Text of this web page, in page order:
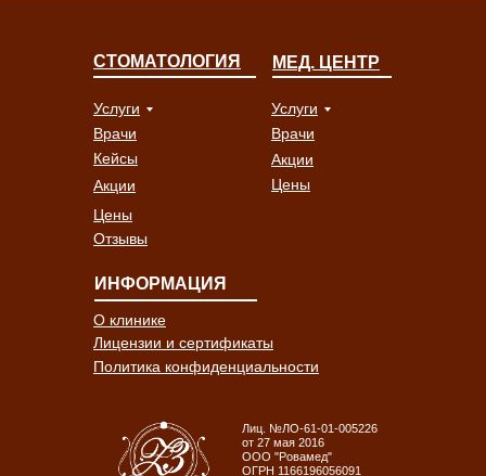
СТОМАТОЛОГИЯ МЕД. ЦЕНТР
Услуги
Акции
Политика конфиденциальности
Цены
Врачи
Кейсы
ИНФОРМАЦИЯ
Лицензии и сертификаты
Услуги
Акции
Цены
Врачи
Лиц. №ЛО-61-01-005226
от 27 мая 2016
ООО "Ровамед"
ОГРН 1166196056091
О клинике
Отзывы